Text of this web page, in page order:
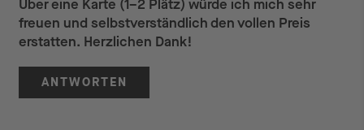
Über eine Karte (1–2 Plätz) würde ich mich sehr
freuen und selbstverständlich den vollen Preis
erstatten. Herzlichen Dank!
ANTWORTEN